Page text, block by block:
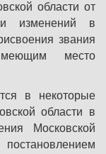
области от
изменений в
звания
место
в некоторые
области в
Московской